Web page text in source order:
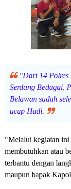
"Dari 14 Polres
Serdang Bedagai,
Belawan sudah
ucap Hadi.
"Melalui kegiatan ini
membutuhkan atau
terbantu dengan
maupun bapak